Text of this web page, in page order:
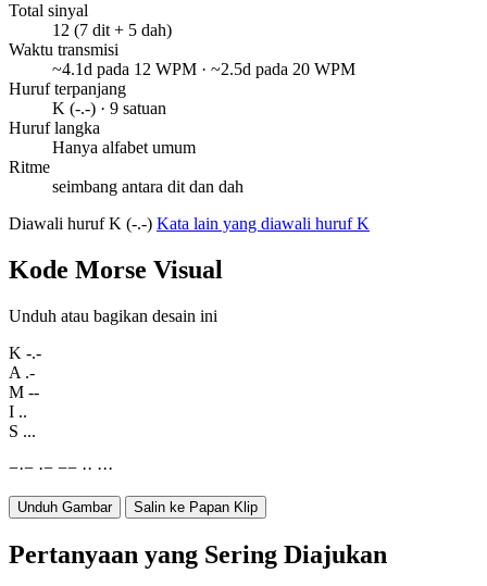
Total sinyal
12 (7 dit + 5 dah)
Waktu transmisi
~4.1d pada 12 WPM · ~2.5d pada 20 WPM
Huruf terpanjang
K (-.-) · 9 satuan
Huruf langka
Hanya alfabet umum
Ritme
seimbang antara dit dan dah
Diawali huruf K (-.-) Kata lain yang diawali huruf K
Kode Morse Visual
Unduh atau bagikan desain ini
K -.-
A .-
M --
I ..
S ...
−·− ·− −− ·· ···
Unduh Gambar Salin ke Papan Klip
Pertanyaan yang Sering Diajukan